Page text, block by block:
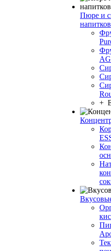
Пюре и
напитков
+